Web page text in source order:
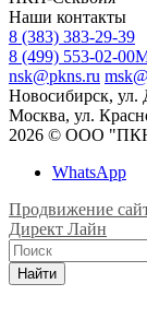
Наши контакты
8 (383) 383-29-39
8 (499) 553-02-00
nsk@pkns.ru
Новосибирск, ул.
Москва, ул.
2026 © ООО
WhatsApp
Продвижение
Директ Лайн
Найти